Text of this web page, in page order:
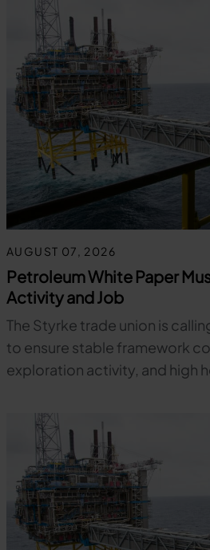
AUGUST 07, 2026
Petroleum White Paper
Activity and Job
The Styrke trade union is
to ensure stable framework
exploration activity, and high